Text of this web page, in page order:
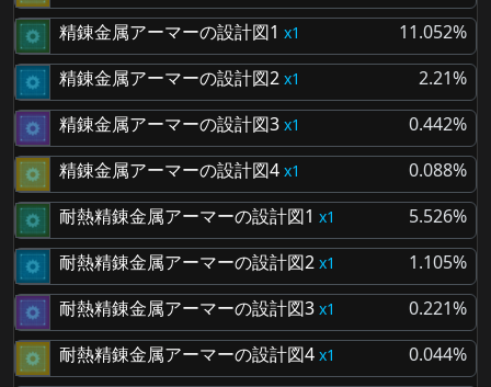
精錬金属アーマーの設計図1
1
11.052%
精錬金属アーマーの設計図2
1
2.21%
精錬金属アーマーの設計図3
1
0.442%
精錬金属アーマーの設計図4
1
0.088%
耐熱精錬金属アーマーの設計図1
1
5.526%
耐熱精錬金属アーマーの設計図2
1
1.105%
耐熱精錬金属アーマーの設計図3
1
0.221%
耐熱精錬金属アーマーの設計図4
1
0.044%